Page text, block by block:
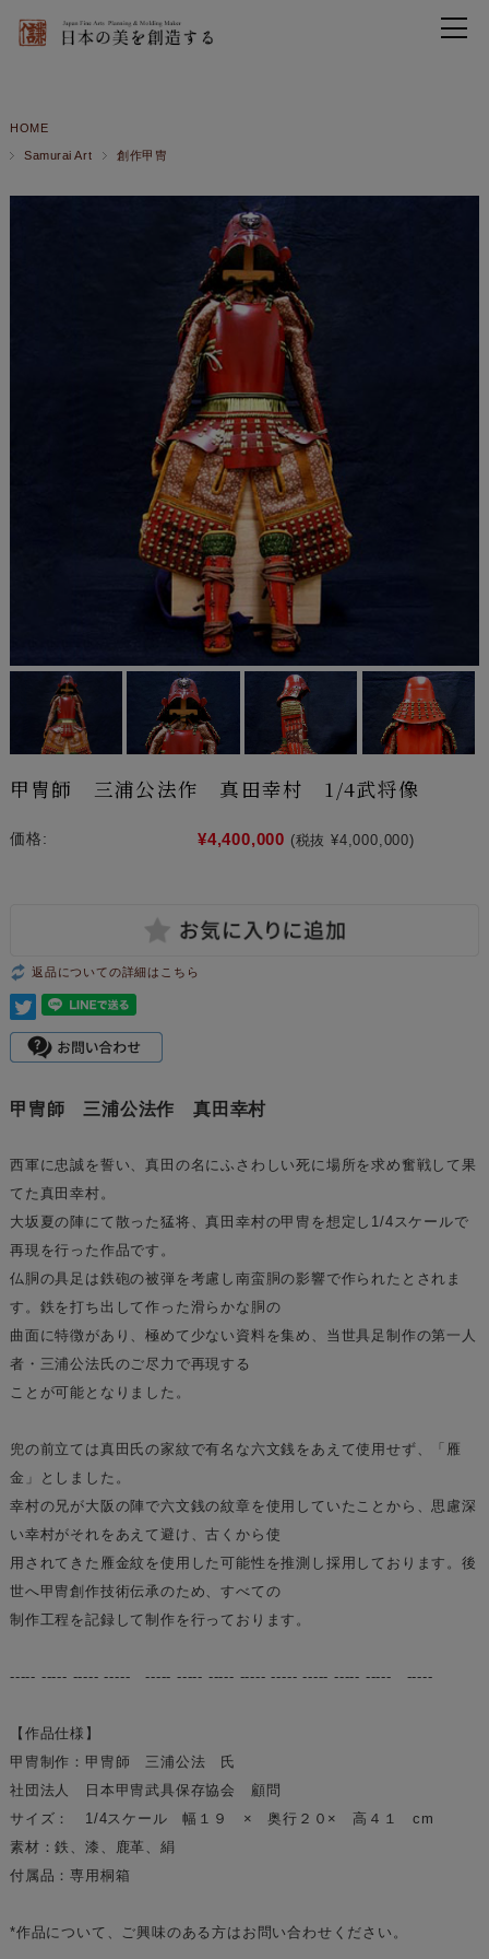
HOME
Samurai Art 創作甲冑
甲冑師 三浦公法作 真田幸村 1/4武将像
価格: ¥4,400,000 (税抜 ¥4,000,000)
返品についての詳細はこちら
甲冑師 三浦公法作 真田幸村
西軍に忠誠を誓い、真田の名にふさわしい死に場所を求め奮戦して果
てた真田幸村。
大坂夏の陣にて散った猛将、真田幸村の甲冑を想定し1/4スケールで
再現を行った作品です。
仏胴の具足は鉄砲の被弾を考慮し南蛮胴の影響で作られたとされま
す。鉄を打ち出して作った滑らかな胴の
曲面に特徴があり、極めて少ない資料を集め、当世具足制作の第一人
者・三浦公法氏のご尽力で再現する
ことが可能となりました。
兜の前立ては真田氏の家紋で有名な六文銭をあえて使用せず、「雁
金」としました。
幸村の兄が大阪の陣で六文銭の紋章を使用していたことから、思慮深
い幸村がそれをあえて避け、古くから使
用されてきた雁金紋を使用した可能性を推測し採用しております。後
世へ甲冑創作技術伝承のため、すべての
制作工程を記録して制作を行っております。
----- ----- ----- ----- ----- ----- ----- ----- ----- ----- ----- ----- -----
【作品仕様】
甲冑制作：甲冑師 三浦公法 氏
社団法人 日本甲冑武具保存協会 顧問
サイズ： 1/4スケール 幅１９ × 奥行２０× 高４１ cm
素材：鉄、漆、鹿革、絹
付属品：専用桐箱
*作品について、ご興味のある方はお問い合わせください。